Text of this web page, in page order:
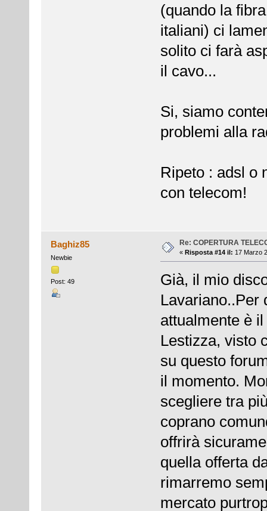
(quando la
italiani) ci
solito ci farà
il cavo...
Si, siamo
problemi alla
Ripeto : adsl o
con telecom!
Baghiz85
Newbie
Post: 49
Re: COPERTURA
« Risposta #14 il: 17 Marzo
Già, il mio
Lavariano..Per
attualmente è
Lestizza, visto
su questo
il momento.
scegliere tra
coprano
offrirà
quella offerta
rimarremo
mercato